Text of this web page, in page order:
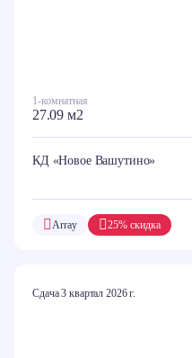
1-комнатная
27.09 м2
КД «Новое Вашутино»
25% скидка
Array
Сдача 3 квартал 2026 г.